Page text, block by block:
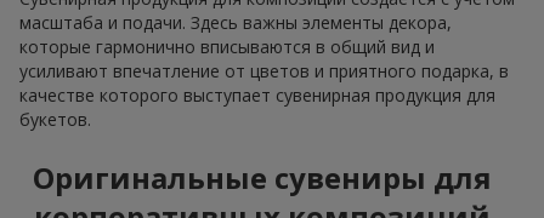
масштаба и подачи. Здесь важны элементы декора,
которые гармонично вписываются в общий вид и
усиливают впечатление от цветов и приятного подарка, в
качестве которого выступает сувенирная продукция для
букетов.
Оригинальные сувениры для